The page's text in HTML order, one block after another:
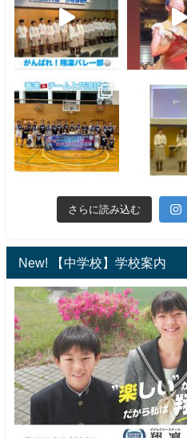
さらに読み込む
New! 【中学校】学校案内